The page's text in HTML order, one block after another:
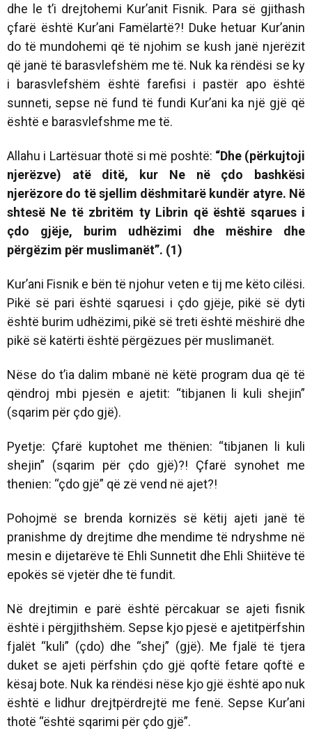
dhe le t’i drejtohemi Kur’anit Fisnik. Para së gjithash
çfarë është Kur’ani Famëlartë?! Duke hetuar Kur’anin
do të mundohemi që të njohim se kush janë njerëzit
që janë të barasvlefshëm me të. Nuk ka rëndësi se ky
i barasvlefshëm është farefisi i pastër apo është
sunneti, sepse në fund të fundi Kur’ani ka një gjë që
është e barasvlefshme me të.
Allahu i Lartësuar thotë si më poshtë: “Dhe (përkujtoji
njerëzve) atë ditë, kur Ne në çdo bashkësi
njerëzore do të sjellim dëshmitarë kundër atyre. Në
shtesë Ne të zbritëm ty Librin që është sqarues i
çdo gjëje, burim udhëzimi dhe mëshire dhe
përgëzim për muslimanët”. (1)
Kur’ani Fisnik e bën të njohur veten e tij me këto cilësi.
Pikë së pari është sqaruesi i çdo gjëje, pikë së dyti
është burim udhëzimi, pikë së treti është mëshirë dhe
pikë së katërti është përgëzues për muslimanët.
Nëse do t’ia dalim mbanë në këtë program dua që të
qëndroj mbi pjesën e ajetit: “tibjanen li kuli shejin”
(sqarim për çdo gjë).
Pyetje: Çfarë kuptohet me thënien: “tibjanen li kuli
shejin” (sqarim për çdo gjë)?! Çfarë synohet me
thenien: “çdo gjë” që zë vend në ajet?!
Pohojmë se brenda kornizës së këtij ajeti janë të
pranishme dy drejtime dhe mendime të ndryshme në
mesin e dijetarëve të Ehli Sunnetit dhe Ehli Shiitëve të
epokës së vjetër dhe të fundit.
Në drejtimin e parë është përcakuar se ajeti fisnik
është i përgjithshëm. Sepse kjo pjesë e ajetitpërfshin
fjalët “kuli” (çdo) dhe “shej” (gjë). Me fjalë të tjera
duket se ajeti përfshin çdo gjë qoftë fetare qoftë e
kësaj bote. Nuk ka rëndësi nëse kjo gjë është apo nuk
është e lidhur drejtpërdrejtë me fenë. Sepse Kur’ani
thotë “është sqarimi për çdo gjë”.